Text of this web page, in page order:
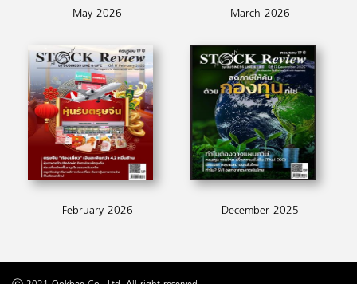
May 2026 March 2026
February 2026 December 2025